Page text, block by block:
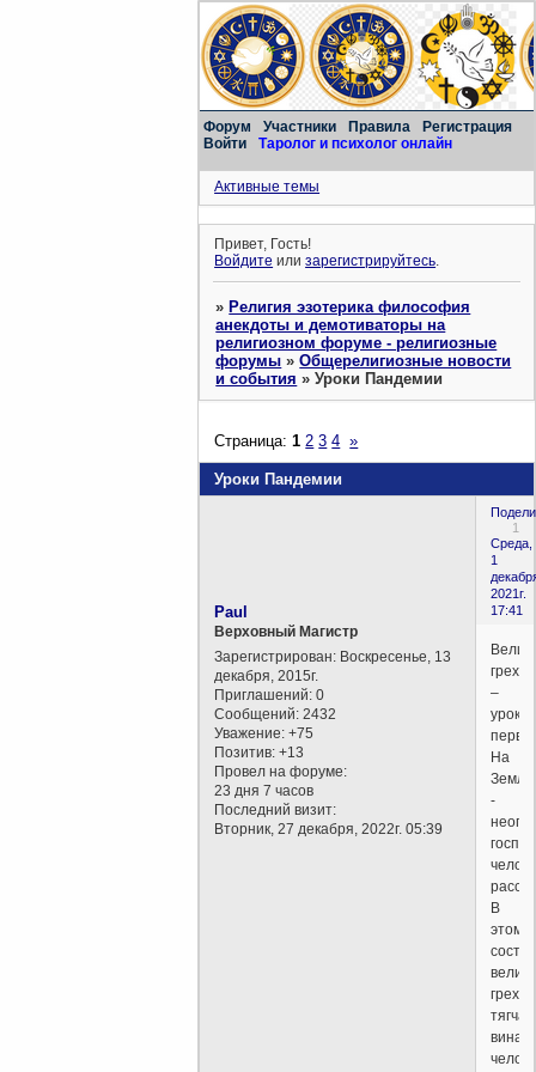
Форум Участники Правила
Регистрация
Войти
Таролог и психолог онлайн
Активные темы
Привет, Гость!
Войдите илизарегистрируйтесь.
»Религия эзотерика философия
анекдоты и демотиваторы на
религиозном форуме - религиозные
форумы »Общерелигиозные новости
и события »Уроки Пандемии
Уроки Пандемии
Страница:1 2 3 4 »
1
Среда,
1
2021г.
17:41
Paul
Верховный Магистр
Зарегистрирован: Воскресенье, 13
декабря, 2015г.
Приглашений: 0
Сообщений: 2432
Уважение: +75
Позитив: +13
Провел на форуме:
23 дня 7 часов
Последний визит:
Вторник, 27 декабря, 2022г. 05:39
–
урок
На
Земле
-
В
этом
вина